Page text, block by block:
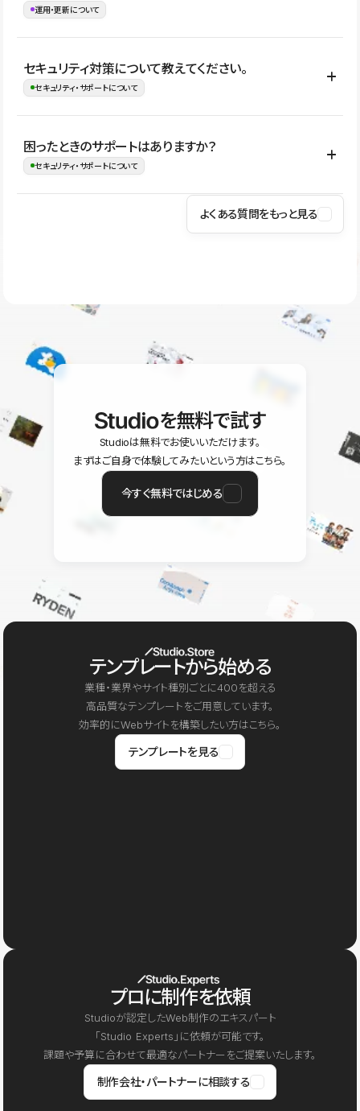
ージをご覧ください。
運用・更新について
はい。CMSやコンポーネントを活用して更新範囲を設計しておく
ことで、デザインを崩しにくい状態で運用できます。 さらにコン
ながらレイアウトに影響を与えずに更新作業を進めやすくなりま
す。
セキュリティ対策について教えてください。
セキュリティ・サポートについて
Studioでは、公開サイトやサービスを安全に利用できるよう、通信
の暗号化、データ保護、アクセス管理、脆弱性対策など、複数の観
はSSL/TLSによる通信暗号化に対応しており、悪質なスクリプトの
困ったときのサポートはありますか？
セキュリティ・サポートについて
操作方法や機能については、ヘルプセンターでご確認いただけま
ユーザー同士で質問・相談できるコミュニティもご利用ください。
よくある質問をもっと見る
を無料で試す
Studioは無料でお使いいただけます。
まずはご自身で体験してみたいという方はこちら。
今すぐ無料ではじめる
テンプレートから始める
業種・業界やサイト種別ごとに400を超える
高品質なテンプレートをご用意しています。
効率的にWebサイトを構築したい方はこちら。
テンプレートを見る
プロに制作を依頼
Studioが認定したWeb制作のエキスパート
「Studio Experts」に依頼が可能です。
課題や予算に合わせて最適なパートナーをご提案いたします。
制作会社・パートナーに相談する